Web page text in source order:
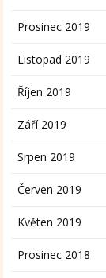
Prosinec 2019
Listopad 2019
Říjen 2019
Září 2019
Srpen 2019
Červen 2019
Květen 2019
Prosinec 2018